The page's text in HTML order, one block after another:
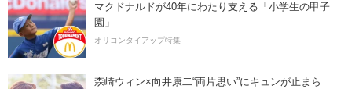
マクドナルドが40年にわたり支える「小学生の甲子
園」
オリコンタイアップ特集
森崎ウィン×向井康二“両片思い”にキュンが止まら